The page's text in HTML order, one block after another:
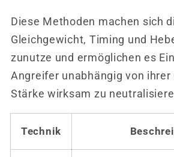
Diese Methoden machen sich
Gleichgewicht, Timing und
zunutze und ermöglichen es
Angreifer unabhängig von ihrer
Stärke wirksam zu
Technik